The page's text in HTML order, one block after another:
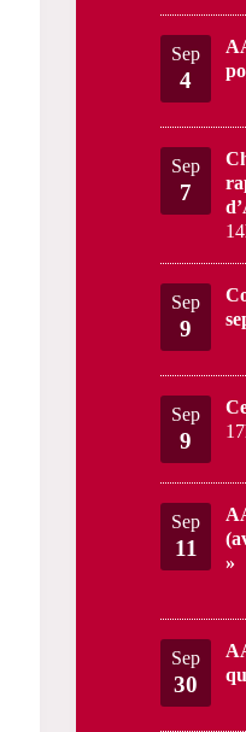
Sep
4
Sep
7
Sep
9
Sep
9
Sep
11
»
Sep
30